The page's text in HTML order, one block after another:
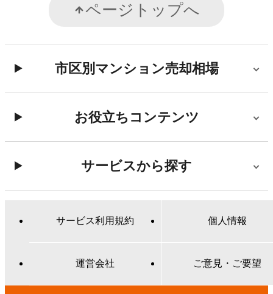
ページトップへ
市区別マンション売却相場
お役立ちコンテンツ
サービスから探す
サービス利用規約 個人情報
運営会社 ご意見・ご要望